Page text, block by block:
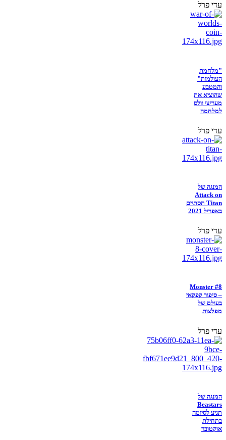
עדי פרל
"מלחמת
העולמות"
והמטבע
שהוציא את
מעריצי וולס
למלחמה
עדי פרל
המנגה של
Attack on
Titan תסתיים
באפריל 2021
עדי פרל
Monster #8
– סיפור קפקאי
בעולם של
מפלצות
עדי פרל
המנגה של
Beastars
תגיע לסיומה
בתחילת
אוקטובר